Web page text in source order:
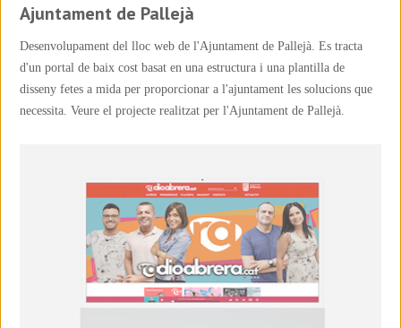
Ajuntament de Pallejà
Desenvolupament del lloc web de l'Ajuntament de Pallejà. Es tracta
d'un portal de baix cost basat en una estructura i una plantilla de
disseny fetes a mida per proporcionar a l'ajuntament les solucions que
necessita. Veure el projecte realitzat per l'Ajuntament de Pallejà.